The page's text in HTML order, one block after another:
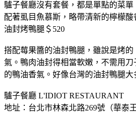
驢子餐廳沒有套餐，都是單點的菜
配著虱目魚慕斯，略帶清新的檸檬酸
油封烤鴨腿＄520
搭配莓果醬的油封鴨腿，雖說是烤
氣。鴨肉油封得相當軟嫩，不需用
的鴨油香氣。好像台灣的油封鴨腿
驢子餐廳 L'IDIOT RESTAURANT
地址：台北市林森北路269號（華泰